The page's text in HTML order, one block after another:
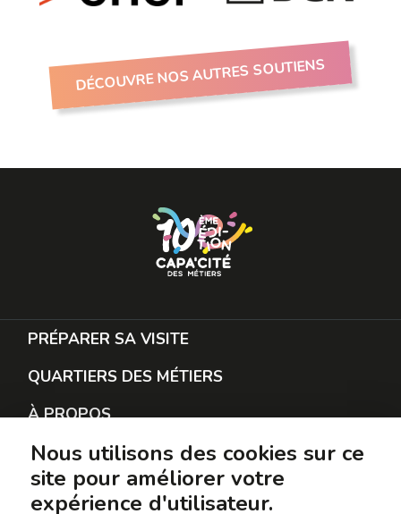
DÉCOUVRE NOS AUTRES SOUTIENS
PRÉPARER SA VISITE
QUARTIERS DES MÉTIERS
À PROPOS
RESTER EN CONTACT
PROTECTION DES DONNÉES
Nous utilisons des cookies sur ce
site pour améliorer votre
expérience d'utilisateur.